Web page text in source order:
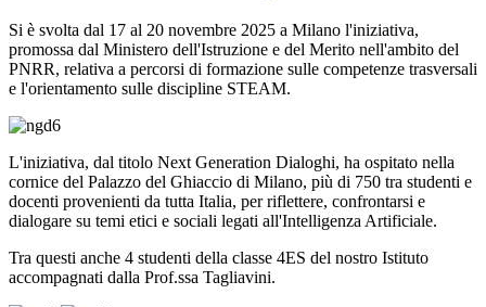
Si è svolta dal 17 al 20 novembre 2025 a Milano l'iniziativa,
promossa dal Ministero dell'Istruzione e del Merito nell'ambito del
PNRR, relativa a percorsi di formazione sulle competenze trasversali
e l'orientamento sulle discipline STEAM.
L'iniziativa, dal titolo Next Generation Dialoghi, ha ospitato nella
cornice del Palazzo del Ghiaccio di Milano, più di 750 tra studenti e
docenti provenienti da tutta Italia, per riflettere, confrontarsi e
dialogare su temi etici e sociali legati all'Intelligenza Artificiale.
Tra questi anche 4 studenti della classe 4ES del nostro Istituto
accompagnati dalla Prof.ssa Tagliavini.